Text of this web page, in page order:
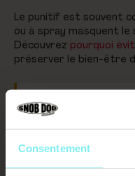
Consentement
Le punitif est souvent
ou à spray masquent
Découvrez pourquoi
préserver le bien-être
Important
Les colliers punitifs
augmentent
problèmes de